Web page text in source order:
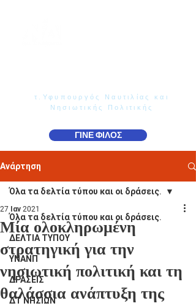
τ.Υφυπουργός Ναυτιλίας και
Νησιωτικής Πολιτικής
ΓΙΝΕ ΦΙΛΟΣ
Ανάρτηση
Όλα τα δελτία τύπου και οι δράσεις.
ΔΕΛΤΙΑ ΤΥΠΟΥ
ΥΝΑΝΠ
ΔΡΑΣΕΙΣ
ΔΤ ΝΗΣΙΩΝ
Όλα τα δελτία τύπου και οι δράσεις.
Μία ολοκληρωμένη
στρατηγική για την
νησιωτική πολιτική και τη
θαλάσσια ανάπτυξη της
27 Ιαν 2021